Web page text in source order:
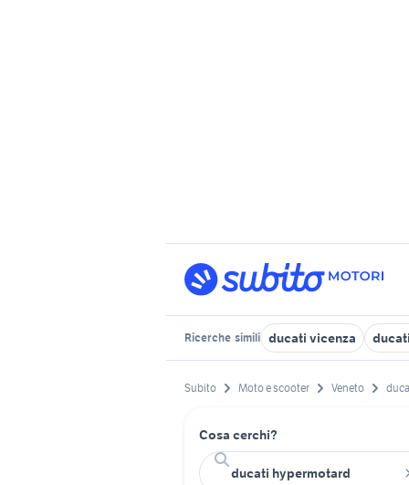
Ricerche simili ducati vicenza
Subito Moto e scooter Veneto
Cosa cerchi?